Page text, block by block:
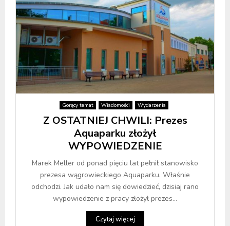
Gorący temat Wiadomości Wydarzenia
Z OSTATNIEJ CHWILI: Prezes
Aquaparku złożył
WYPOWIEDZENIE
Marek Meller od ponad pięciu lat pełnił stanowisko
prezesa wągrowieckiego Aquaparku. Właśnie
odchodzi. Jak udało nam się dowiedzieć, dzisiaj rano
wypowiedzenie z pracy złożył prezes...
Czytaj więcej